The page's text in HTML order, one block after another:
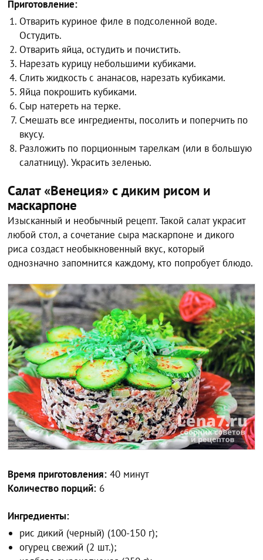
Приготовление:
Отварить куриное филе в подсоленной воде.
Остудить.
Отварить яйца, остудить и почистить.
Нарезать курицу небольшими кубиками.
Слить жидкость с ананасов, нарезать кубиками.
Яйца покрошить кубиками.
Сыр натереть на терке.
Смешать все ингредиенты, посолить и поперчить по
вкусу.
Разложить по порционным тарелкам (или в большую
салатницу). Украсить зеленью.
Салат «Венеция» с диким рисом и
маскарпоне
Изысканный и необычный рецепт. Такой салат украсит
любой стол, а сочетание сыра маскарпоне и дикого
риса создаст необыкновенный вкус, который
однозначно запомнится каждому, кто попробует блюдо.
Время приготовления: 40 минут
Количество порций: 6
Ингредиенты:
рис дикий (черный) (100-150 г);
огурец свежий (2 шт.);